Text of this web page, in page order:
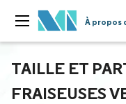
À propos
TAILLE ET
FRAISEUSES